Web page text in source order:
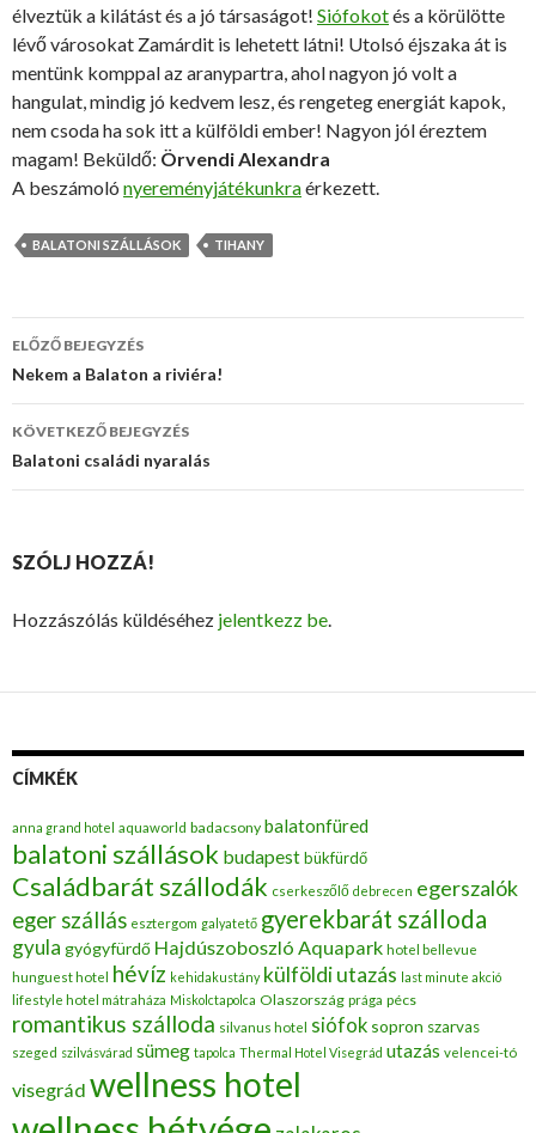
élveztük a kilátást és a jó társaságot! Siófokotés a körülötte
lévő városokat Zamárdit is lehetett látni! Utolsó éjszaka át is
mentünk komppal az aranypartra, ahol nagyon jó volt a
hangulat, mindig jó kedvem lesz, és rengeteg energiát kapok,
nem csoda ha sok itt a külföldi ember! Nagyon jól éreztem
magam! Beküldő: Örvendi Alexandra
A beszámoló nyereményjátékunkraérkezett.
BALATONI SZÁLLÁSOK TIHANY
Bejegyzés
navigáció
ELŐZŐ BEJEGYZÉS
Nekem a Balaton a riviéra!
KÖVETKEZŐ BEJEGYZÉS
Balatoni családi nyaralás
SZÓLJ HOZZÁ!
Hozzászólás küldéséhez jelentkezz be.
CÍMKÉK
anna grand hotel aquaworld badacsony balatonfüred
balatoni szállások budapestbükfürdő
Családbarát szállodák cserkeszőlő debrecen egerszalók
eger szállás esztergom galyatető gyerekbarát szálloda
gyula gyógyfürdő Hajdúszoboszló Aquapark hotel bellevue
hunguest hotel
hévíz kehidakustány külföldi utazás last minute akció
lifestyle hotel mátraháza Miskolctapolca Olaszország prága pécs
romantikus szálloda silvanus hotel siófok sopron szarvas
szeged szilvásvárad sümeg tapolca Thermal Hotel Visegrád utazás velencei-tó
visegrád wellness hotel